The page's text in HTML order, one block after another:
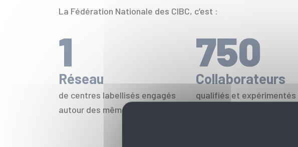
La Fédération Nationale des CIBC, c’est :
1
Réseau
de centres labellisés engagés
autour des mêmes valeurs
750
Collaborateurs
qualifiés et expérimentés